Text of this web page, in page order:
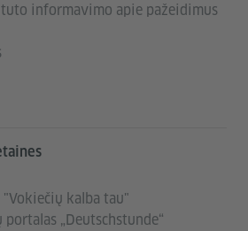
informavimo apie pažeidimus
"Vokiečių kalba tau"
„Deutschstunde“